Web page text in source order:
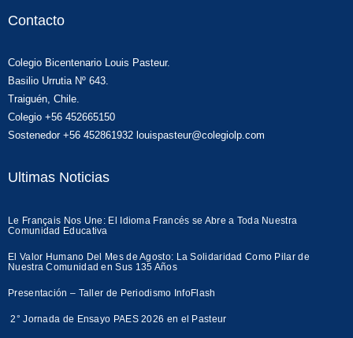
Contacto
Colegio Bicentenario Louis Pasteur.
Basilio Urrutia Nº 643.
Traiguén, Chile.
Colegio +56 452665150
Sostenedor +56 452861932 louispasteur@colegiolp.com
Ultimas Noticias
Le Français Nos Une: El Idioma Francés se Abre a Toda Nuestra
Comunidad Educativa
El Valor Humano Del Mes de Agosto: La Solidaridad Como Pilar de
Nuestra Comunidad en Sus 135 Años
Presentación – Taller de Periodismo InfoFlash
2° Jornada de Ensayo PAES 2026 en el Pasteur